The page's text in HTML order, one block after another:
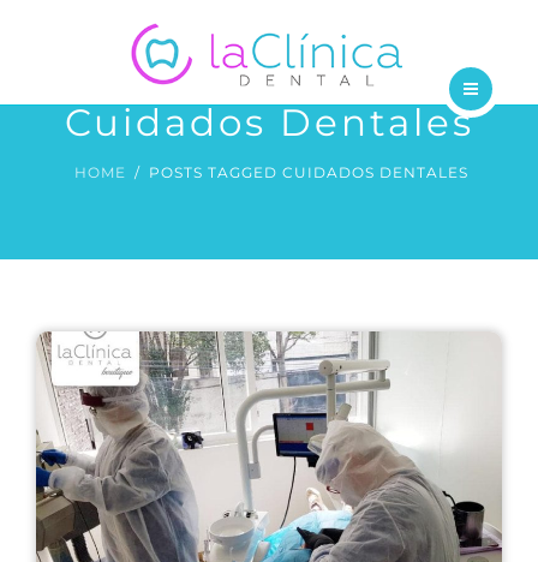
TRATAMIENTOS
INICIO
NOSOTROS
BLOG
CONTÁCTANOS
Cuidados Dentales
HOME POSTS TAGGED CUIDADOS DENTALES